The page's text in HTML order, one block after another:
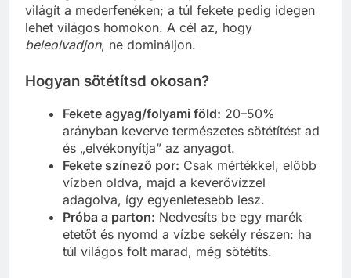
világít a mederfenéken; a túl fekete pedig idegen
lehet világos homokon. A cél az, hogy
beleolvadjon, ne domináljon.
Hogyan sötétítsd okosan?
Fekete agyag/folyami föld: 20–50%
arányban keverve természetes sötétítést ad
és „elvékonyítja” az anyagot.
Fekete színező por: Csak mértékkel, előbb
vízben oldva, majd a keverővízzel
adagolva, így egyenletesebb lesz.
Próba a parton: Nedvesíts be egy marék
etetőt és nyomd a vízbe sekély részen: ha
túl világos folt marad, még sötétíts.